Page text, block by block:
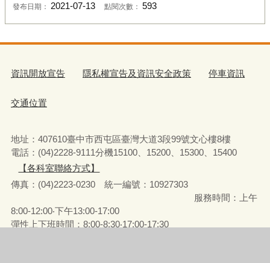
發布日期： 2021-07-13 點閱次數： 593
資訊開放宣告 隱私權宣告及資訊安全政策 停車資訊
交通位置
地址：407610臺中市西屯區臺灣大道3段99號文心樓8樓
電話：(04)2228-9111分機15100、15200、15300、15400
【各科室聯絡方式】
傳真：(04)2223-0230 統一編號 ： 10927303
服務時間：上午
8:00-12:00‧下午13:00-17:00
彈性上下班時間：8:00-8:30‧17:00-17:30